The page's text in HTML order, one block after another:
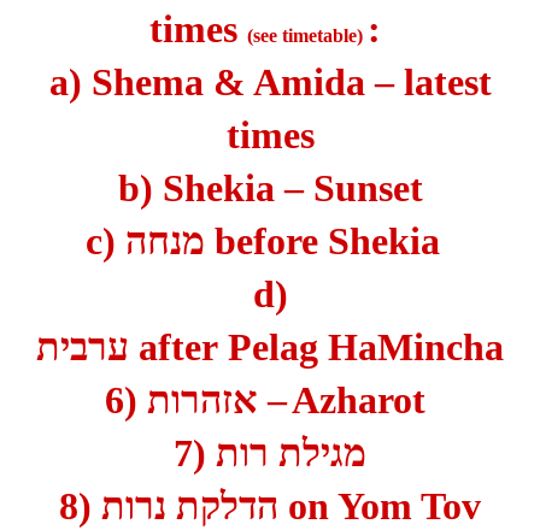
times (see timetable) :
a) Shema & Amida – latest
times
b) Shekia – Sunset
before Shekia
d)
after Pelag HaMincha
6)
אזהרות –Azharot
7) מגילת רות
8) הדלקת נרות on Yom Tov